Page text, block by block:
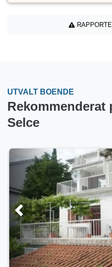
UTVALT BOENDE
Rekommenderat
Selce